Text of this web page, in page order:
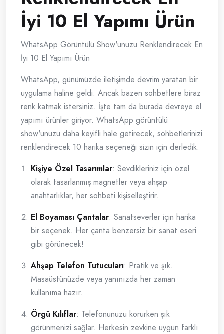
İyi 10 El Yapımı Ürün
WhatsApp Görüntülü Show'unuzu Renklendirecek En
İyi 10 El Yapımı Ürün
WhatsApp, günümüzde iletişimde devrim yaratan bir
uygulama haline geldi. Ancak bazen sohbetlere biraz
renk katmak istersiniz. İşte tam da burada devreye el
yapımı ürünler giriyor. WhatsApp görüntülü
show'unuzu daha keyifli hale getirecek, sohbetlerinizi
renklendirecek 10 harika seçeneği sizin için derledik.
Kişiye Özel Tasarımlar: Sevdikleriniz için özel
olarak tasarlanmış magnetler veya ahşap
anahtarlıklar, her sohbeti kişiselleştirir.
El Boyaması Çantalar: Sanatseverler için harika
bir seçenek. Her çanta benzersiz bir sanat eseri
gibi görünecek!
Ahşap Telefon Tutucuları: Pratik ve şık.
Masaüstünüzde veya yanınızda her zaman
kullanıma hazır.
Örgü Kılıflar: Telefonunuzu korurken şık
görünmenizi sağlar. Herkesin zevkine uygun farklı